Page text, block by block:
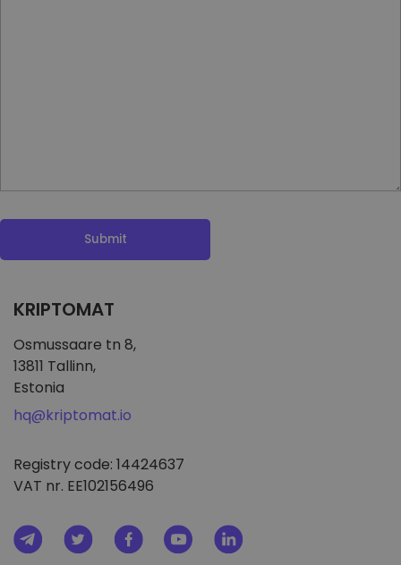
KRIPTOMAT
Osmussaare tn 8,
13811 Tallinn,
Estonia
hq@kriptomat.io
Registry code: 14424637
VAT nr. EE102156496